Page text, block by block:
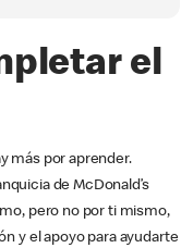
el
más por aprender.
de McDonald’s
pero no por ti mismo,
y el apoyo para ayudarte